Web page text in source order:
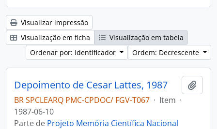
Visualizar impressão
Visualização em ficha
Visualização em tabela
Ordenar por: Identificador
Ordem: Decrescente
Depoimento de Cesar Lattes, 1987
BR SPCLEARQ PMC-CPDOC/ FGV-T067 · Item ·
1987-06-10
Parte de Projeto Memória Científica Nacional